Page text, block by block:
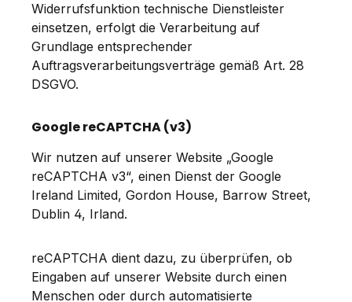
Widerrufsfunktion technische Dienstleister
einsetzen, erfolgt die Verarbeitung auf
Grundlage entsprechender
Auftragsverarbeitungsverträge gemäß Art. 28
DSGVO.
Google reCAPTCHA (v3)
Wir nutzen auf unserer Website „Google
reCAPTCHA v3“, einen Dienst der Google
Ireland Limited, Gordon House, Barrow Street,
Dublin 4, Irland.
reCAPTCHA dient dazu, zu überprüfen, ob
Eingaben auf unserer Website durch einen
Menschen oder durch automatisierte